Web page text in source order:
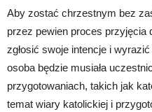
Aby zostać chrzestnym bez
przez pewien proces przyjęcia
zgłosić swoje intencje i
osoba będzie musiała
przygotowaniach, takich jak
temat wiary katolickiej i